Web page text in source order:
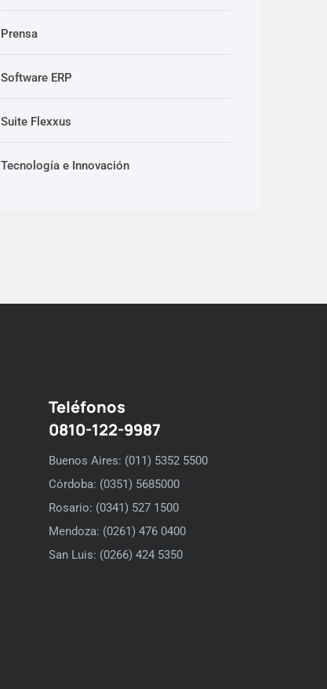
Prensa
Software ERP
Suite Flexxus
Tecnología e Innovación
Teléfonos
0810-122-9987
Buenos Aires: (011) 5352 5500
Córdoba: (0351) 5685000
Rosario: (0341) 527 1500
Mendoza: (0261) 476 0400
San Luis: (0266) 424 5350